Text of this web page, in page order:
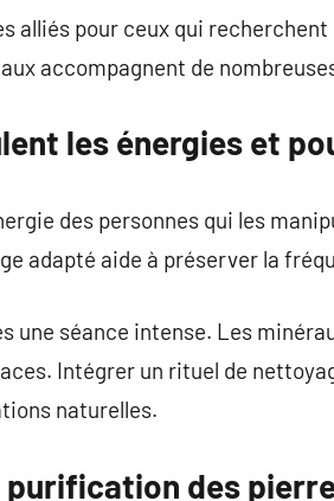
alliés pour ceux qui
accompagnent de
les énergies et
des personnes qui les
adapté aide à préserver la
une séance intense. Les
Intégrer un rituel de
naturelles.
des